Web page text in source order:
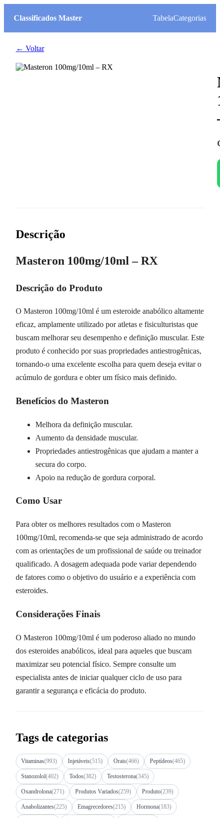
Classificados Master TabelaCategorias
← Voltar
Descrição
Masteron 100mg/10ml – RX
Descrição do Produto
O Masteron 100mg/10ml é um esteroide anabólico altamente
eficaz, amplamente utilizado por atletas e fisiculturistas que
buscam melhorar seu desempenho e definição muscular. Este
produto é conhecido por suas propriedades antiestrogênicas,
tornando-o uma excelente escolha para quem deseja evitar o
acúmulo de gordura e obter um físico mais definido.
Benefícios do Masteron
Melhora da definição muscular.
Aumento da densidade muscular.
Propriedades antiestrogênicas que ajudam a manter a
secura do corpo.
Apoio na redução de gordura corporal.
Como Usar
Para obter os melhores resultados com o Masteron
100mg/10ml, recomenda-se que seja administrado de acordo
com as orientações de um profissional de saúde ou treinador
qualificado. A dosagem adequada pode variar dependendo
de fatores como o objetivo do usuário e a experiência com
esteroides.
Considerações Finais
O Masteron 100mg/10ml é um poderoso aliado no mundo
dos esteroides anabólicos, ideal para aqueles que buscam
maximizar seu potencial físico. Sempre consulte um
especialista antes de iniciar qualquer ciclo de uso para
garantir a segurança e eficácia do produto.
Tags de categorias
Vitaminas(993) Injetáveis(515) Orais(466) Peptídeos(465)
Stanozolol(402) Todos(382) Testosterona(345)
Oxandrolona(271) Produtos Variados(259) Produto(239)
Anabolizantes(225) Emagrecedores(215) Hormona(183)